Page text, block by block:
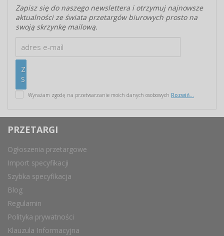
Zapisz się do naszego newslettera i otrzymuj najnowsze
aktualności ze świata przetargów biurowych prosto na
swoją skrzynkę mailową.
Wyrażam zgodę na przetwarzanie moich danych osobowych Rozwiń...
PRZETARGI
Ogłoszenia przetargowe
Import specyfikacji
Szybka specyfikacja
Blog
Regulamin
Polityka prywatności
Klauzula Informacyjna